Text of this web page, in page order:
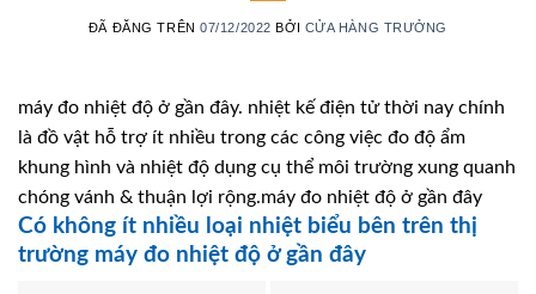
ĐÃ ĐĂNG TRÊN07/12/2022 BỞI CỬA HÀNG TRƯỞNG
máy đo nhiệt độ ở gần đây. nhiệt kế điện tử thời nay chính
là đồ vật hỗ trợ ít nhiều trong các công việc đo độ ẩm
khung hình và nhiệt độ dụng cụ thể môi trường xung quanh
chóng vánh & thuận lợi rộng.máy đo nhiệt độ ở gần đây
Có không ít nhiều loại nhiệt biểu bên trên thị
trường máy đo nhiệt độ ở gần đây